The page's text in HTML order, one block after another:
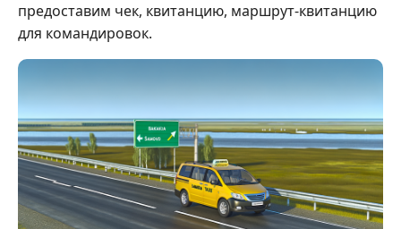
предоставим чек, квитанцию, маршрут-квитанцию
для командировок.